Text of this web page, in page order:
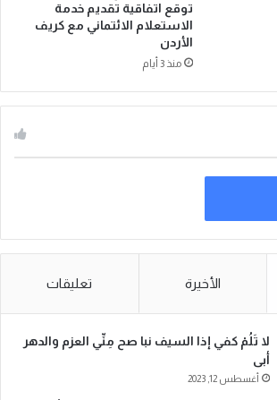
توقع اتفاقية تقديم خدمة
الاستعلام الائتماني مع كريف
الأردن
منذ 3 أيام
الأخيرة تعليقات
لا تَلُمْ كفي إذا السيف نبا صح مِنِّي العزم والدهر
أبى
أغسطس 12, 2023